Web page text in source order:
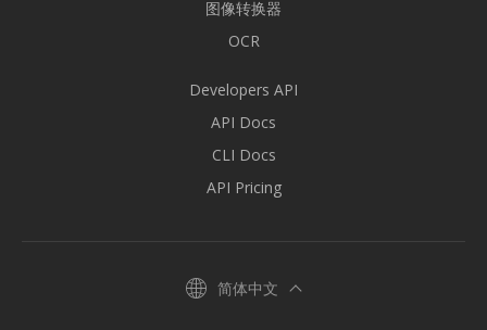
图像转换器
OCR
Developers API
API Docs
CLI Docs
API Pricing
简体中文